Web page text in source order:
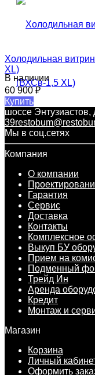
Холодильная
XL)
В наличии
60 900₽
Купить
шоссе Энтузиастов,
39
Мы в соц.сетях
Компания
О компании
Гарантия
Сервис
Доставка
Контакты
Комплексное
Выкуп БУ
Прием на
Подменный
Трейд Ин
Аренда
Кредит
Монтаж и
Магазин
Корзина
Личный
Оформить